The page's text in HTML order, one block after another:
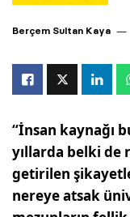
Berçem Sultan Kaya
“İnsan kaynağı
yıllarda belki de
getirilen
nereye atsak